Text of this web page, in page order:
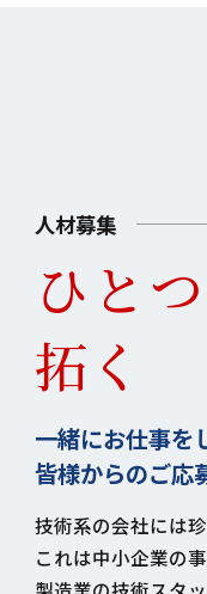
人材募集
ひと
拓く
一緒にお仕事を
皆様からのご応
技術系の会社には
これは中小企業の